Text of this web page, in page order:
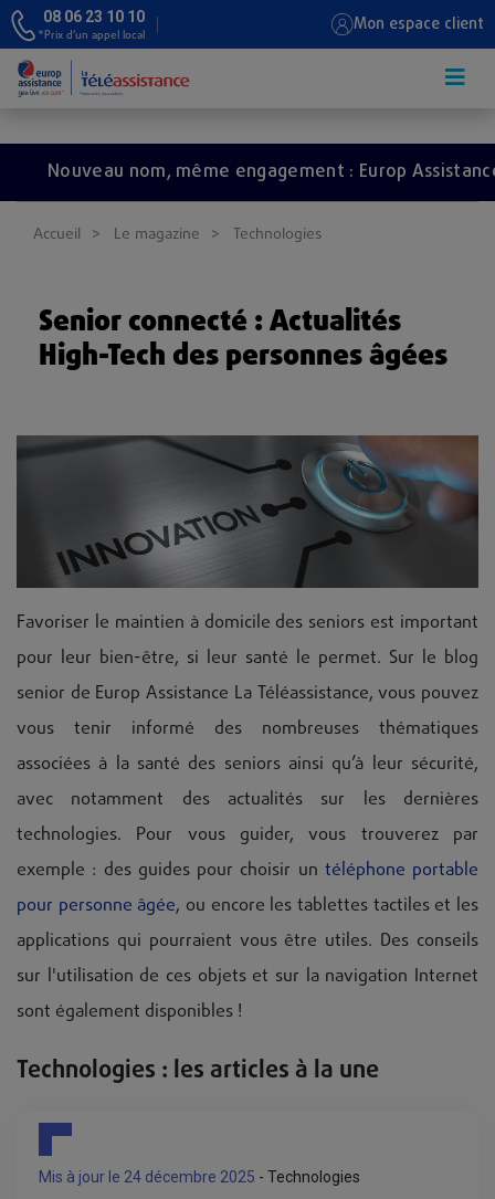
08 06 23 10 10
*Prix d’un appel local Mon espace client
nom, même engagement : Europ Assistance
Accueil Le magazine Technologies
Senior connecté : Actualités
High-Tech des personnes âgées
Favoriser le maintien à domicile des seniors est important
pour leur bien-être, si leur santé le permet. Sur le blog
senior de Europ Assistance La Téléassistance, vous pouvez
vous tenir informé des nombreuses thématiques
associées à la santé des seniors ainsi qu’à leur sécurité,
avec notamment des actualités sur les dernières
technologies. Pour vous guider, vous trouverez par
exemple : des guides pour choisir un téléphone portable
pour personne âgée, ou encore les tablettes tactiles et les
applications qui pourraient vous être utiles. Des conseils
sur l'utilisation de ces objets et sur la navigation Internet
sont également disponibles !
Technologies : les articles à la une
Mis à jour le 24 décembre 2025 - Technologies